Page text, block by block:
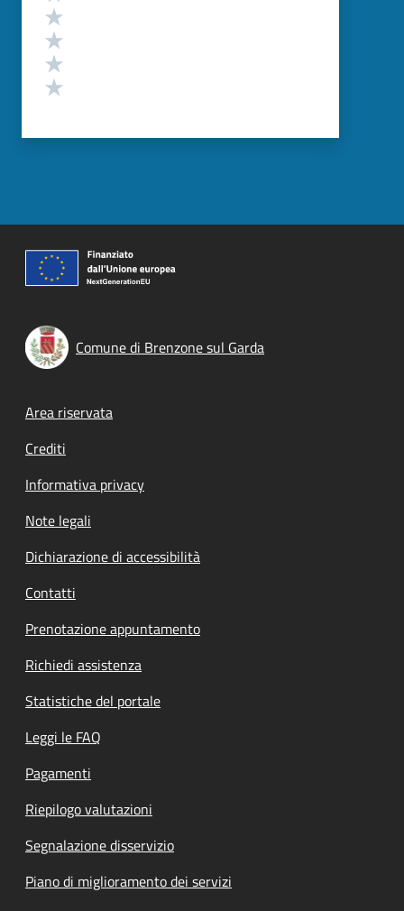
Comune di Brenzone sul Garda
Footer menu
Area riservata
Crediti
Informativa privacy
Note legali
Dichiarazione di accessibilità
Contatti
Prenotazione appuntamento
Richiedi assistenza
Statistiche del portale
Leggi le FAQ
Pagamenti
Riepilogo valutazioni
Segnalazione disservizio
Piano di miglioramento dei servizi